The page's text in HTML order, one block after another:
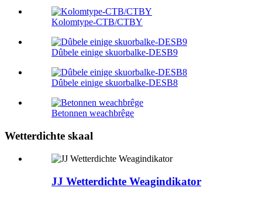
Kolomtype-CTB/CTBY
Dûbele einige skuorbalke-DESB9
Dûbele einige skuorbalke-DESB8
Betonnen weachbrêge
Wetterdichte skaal
JJ Wetterdichte Weagindikator